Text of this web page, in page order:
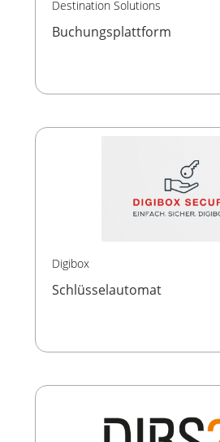
Destination Solutions
Buchungsplattform
Digibox
Schlüsselautomat